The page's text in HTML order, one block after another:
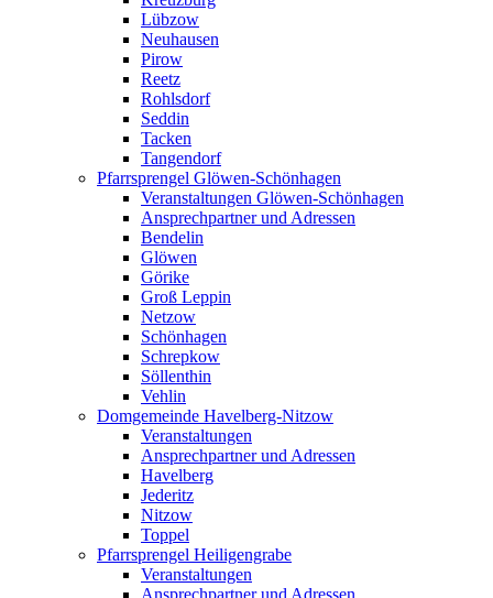
Lübzow
Neuhausen
Pirow
Reetz
Rohlsdorf
Seddin
Tacken
Tangendorf
Pfarrsprengel Glöwen-Schönhagen
Veranstaltungen Glöwen-Schönhagen
Ansprechpartner und Adressen
Bendelin
Glöwen
Görike
Groß Leppin
Netzow
Schönhagen
Schrepkow
Söllenthin
Vehlin
Domgemeinde Havelberg-Nitzow
Veranstaltungen
Ansprechpartner und Adressen
Havelberg
Jederitz
Nitzow
Toppel
Pfarrsprengel Heiligengrabe
Veranstaltungen
Ansprechpartner und Adressen